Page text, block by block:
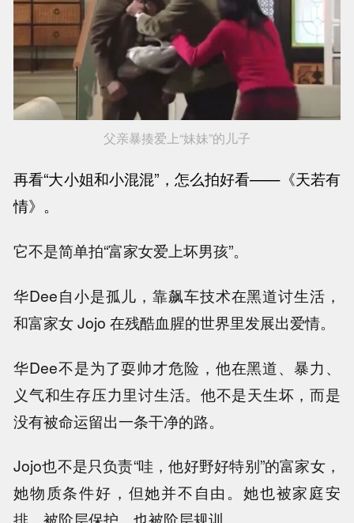
父亲暴揍爱上“妹妹”的儿子
再看“大小姐和小混混”，怎么拍好看——《天若有
情》。
它不是简单拍“富家女爱上坏男孩”。
华Dee自小是孤儿，靠飙车技术在黑道讨生活，
和富家女 Jojo 在残酷血腥的世界里发展出爱情。
华Dee不是为了耍帅才危险，他在黑道、暴力、
义气和生存压力里讨生活。他不是天生坏，而是
没有被命运留出一条干净的路。
Jojo也不是只负责“哇，他好野好特别”的富家女，
她物质条件好，但她并不自由。她也被家庭安